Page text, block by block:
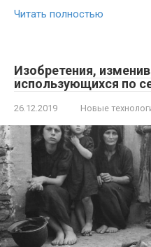
Читать полностью
Изобретения,
использующихся по
26.12.2019 Новые